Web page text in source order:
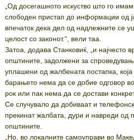
„Од досегашното искуство што го
слободен пристап до информации од
впечаток дека дел од надлежните се
целост со законот.“, вели таа.
Затоа, додава Станковиќ, „и најчесто
општините, задолжени за
уплашени од жалбената постапка, која
барањето нема да се добие одговор
рок или пак нема да се достави
Се случувало да добиваат и
прекинат жалбата, дури и навреди од
општините.
„Но, во локалните самоуправи во